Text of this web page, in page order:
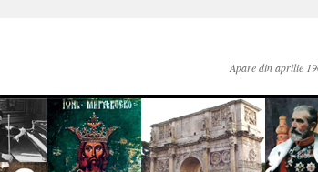
Apare din aprilie